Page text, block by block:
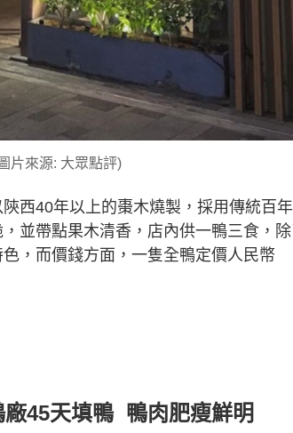
片來源: 大眾點評)
西40年以上的棗木燒製，採用傳統百
並帶點果木清香，店內供一鴨三食，
，而價錢方面，一隻全鴨定價人民幣
45天填鴨 鴨肉肥瘦鮮明